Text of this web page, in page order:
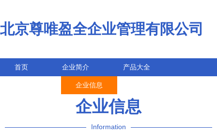
北京尊唯盈全企业管理有限公司
首页 企业简介 产品大全
企业信息
企业信息
Information